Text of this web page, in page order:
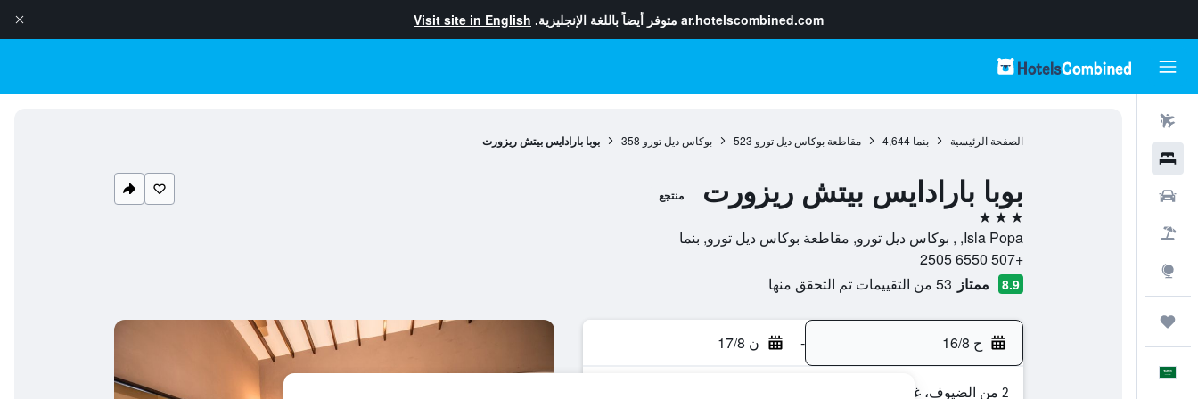
ar.hotelscombined.com متوفر أيضاً باللغة الإنجليزية. Visit site in English
الصفحة الرئيسية بنما 4,644 مقاطعة بوكاس ديل تورو 523 بوكاس ديل تورو 358 بوبا بارادايس بيتش ريزورت
بوبا بارادايس بيتش ريزورت منتجع
3 نجوم
Isla Popa, , بوكاس ديل تورو, مقاطعة بوكاس ديل تورو, بنما
+507 6550 2505
8.9 ممتاز 53 من التقييمات تم التحقق منها
ح 16/8 - ن 17/8
2 من الضيوف، غرفة واحدة